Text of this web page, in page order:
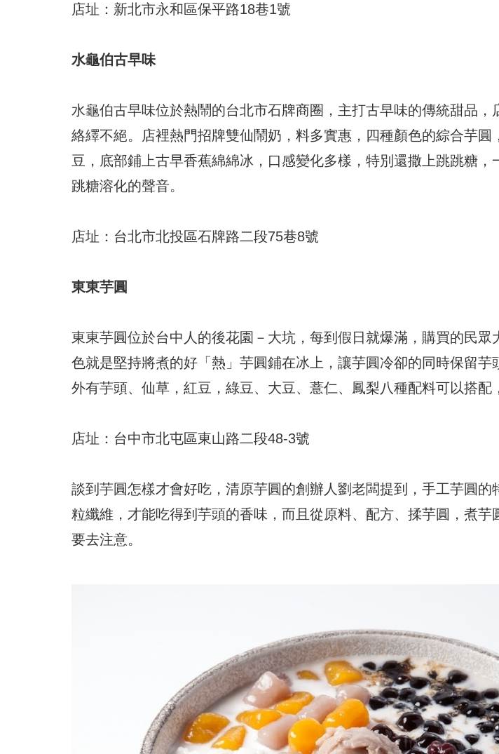
店址：新北市永和區保平路18巷1號
水龜伯古早味
水龜伯古早味位於熱鬧的台北市石牌商圈，主打古早味的傳統甜品，
絡繹不絕。店裡熱門招牌雙仙鬧奶，料多實惠，四種顏色的綜合芋圓
豆，底部鋪上古早香蕉綿綿冰，口感變化多樣，特別還撒上跳跳糖，
跳糖溶化的聲音。
店址：台北市北投區石牌路二段75巷8號
東東芋圓
東東芋圓位於台中人的後花園－大坑，每到假日就爆滿，購買的民眾
色就是堅持將煮的好「熱」芋圓鋪在冰上，讓芋圓冷卻的同時保留芋
外有芋頭、仙草，紅豆，綠豆、大豆、薏仁、鳳梨八種配料可以搭配
店址：台中市北屯區東山路二段48-3號
談到芋圓怎樣才會好吃，清原芋圓的創辦人劉老闆提到，手工芋圓的
粒纖維，才能吃得到芋頭的香味，而且從原料、配方、揉芋圓，煮芋
要去注意。